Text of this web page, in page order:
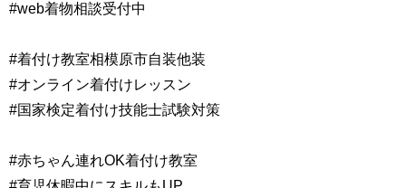
#web着物相談受付中
#着付け教室相模原市自装他装
#オンライン着付けレッスン
#国家検定着付け技能士試験対策
#赤ちゃん連れOK着付け教室